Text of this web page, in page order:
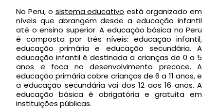
No Peru, o sistema educativo está organizado em
níveis que abrangem desde a educação infantil
até o ensino superior. A educação básica no Peru
é composta por três níveis: educação infantil,
educação primária e educação secundária. A
educação infantil é destinada a crianças de 0 a 5
anos e foca no desenvolvimento precoce. A
educação primária cobre crianças de 6 a 11 anos, e
a educação secundária vai dos 12 aos 16 anos. A
educação básica é obrigatória e gratuita em
instituições públicas.